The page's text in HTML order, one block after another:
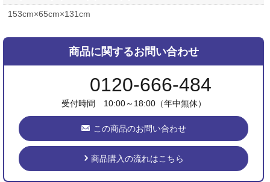
153cm×65cm×131cm
商品に関するお問い合わせ
0120-666-484
受付時間 10:00～18:00（年中無休）
この商品のお問い合わせ
商品購入の流れはこちら